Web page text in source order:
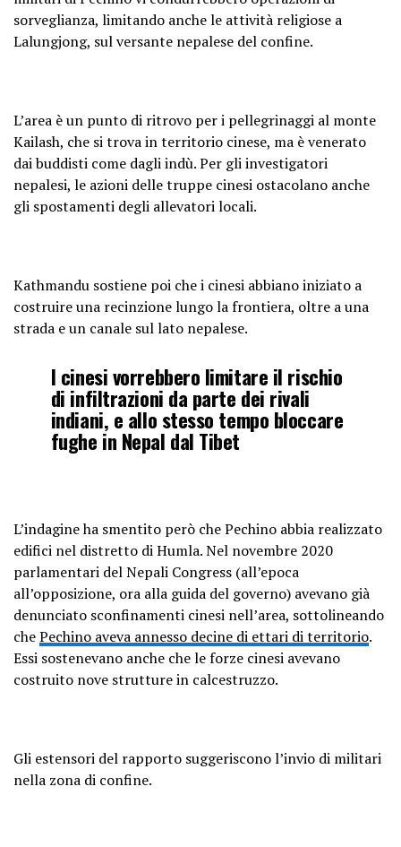
sorveglianza, limitando anche le attività religiose a
Lalungjong, sul versante nepalese del confine.
L’area è un punto di ritrovo per i pellegrinaggi al monte
Kailash, che si trova in territorio cinese, ma è venerato
dai buddisti come dagli indù. Per gli investigatori
nepalesi, le azioni delle truppe cinesi ostacolano anche
gli spostamenti degli allevatori locali.
Kathmandu sostiene poi che i cinesi abbiano iniziato a
costruire una recinzione lungo la frontiera, oltre a una
strada e un canale sul lato nepalese.
I cinesi vorrebbero limitare il rischio
di infiltrazioni da parte dei rivali
indiani, e allo stesso tempo bloccare
fughe in Nepal dal Tibet
L’indagine ha smentito però che Pechino abbia realizzato
edifici nel distretto di Humla. Nel novembre 2020
parlamentari del Nepali Congress (all’epoca
all’opposizione, ora alla guida del governo) avevano già
denunciato sconfinamenti cinesi nell’area, sottolineando
chePechino aveva annesso decine di ettari di territorio.
Essi sostenevano anche che le forze cinesi avevano
costruito nove strutture in calcestruzzo.
Gli estensori del rapporto suggeriscono l’invio di militari
nella zona di confine.